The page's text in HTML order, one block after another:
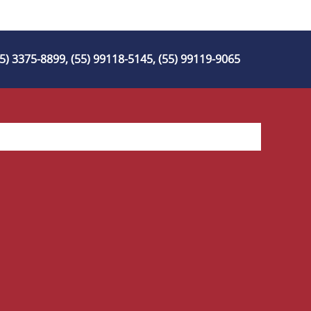
3375-8899, (55) 99118-5145, (55) 99119-9065